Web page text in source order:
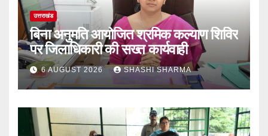
उत्तराखंड
बिना अनुमति आयोजित श्रमिक कल्याण शिविर
पर जिलाधिकारी की सख्त कार्यवाही
6 AUGUST 2026 SHASHI SHARMA